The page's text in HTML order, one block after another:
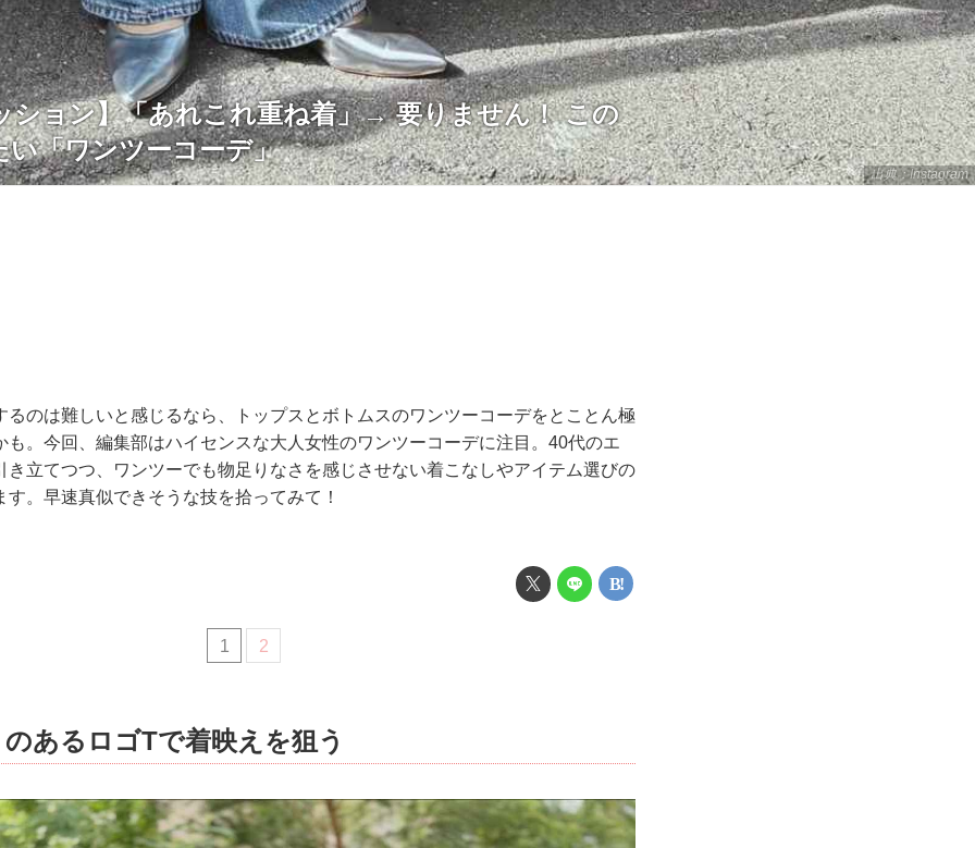
出典：Instagram
ション】「あれこれ重ね着」→ 要りません！ この
い「ワンツーコーデ」
るのは難しいと感じるなら、トップスとボトムスのワンツーコーデをとことん極
も。今回、編集部はハイセンスな大人女性のワンツーコーデに注目。40代のエ
き立てつつ、ワンツーでも物足りなさを感じさせない着こなしやアイテム選びの
。早速真似できそうな技を拾ってみて！
1 2
あるロゴTで着映えを狙う